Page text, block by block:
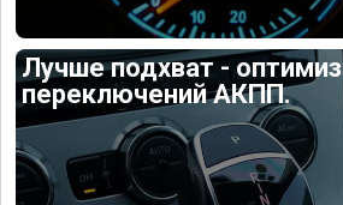
Лучше подхват -
переключений АКПП.